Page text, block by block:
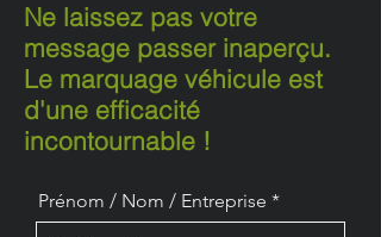
Ne laissez pas votre
message passer inaperçu.
Le marquage véhicule est
d'une efficacité
incontournable !
Prénom / Nom / Entreprise